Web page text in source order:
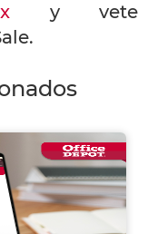
y vete